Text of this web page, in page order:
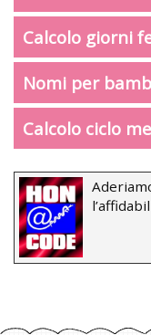
Calcolo giorni
Nomi per
Calcolo ciclo